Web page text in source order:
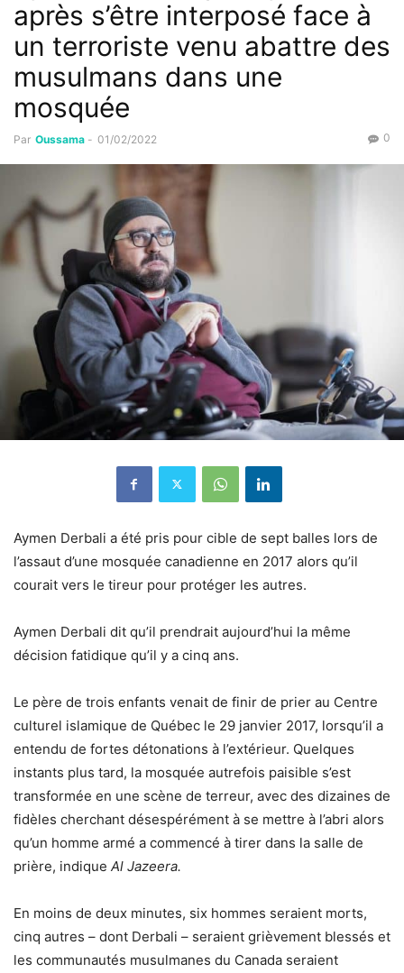
après s’être interposé face à
un terroriste venu abattre des
musulmans dans une
mosquée
Par Oussama - 01/02/2022 0
Aymen Derbali a été pris pour cible de sept balles lors de
l’assaut d’une mosquée canadienne en 2017 alors qu’il
courait vers le tireur pour protéger les autres.
Aymen Derbali dit qu’il prendrait aujourd’hui la même
décision fatidique qu’il y a cinq ans.
Le père de trois enfants venait de finir de prier au Centre
culturel islamique de Québec le 29 janvier 2017, lorsqu’il a
entendu de fortes détonations à l’extérieur. Quelques
instants plus tard, la mosquée autrefois paisible s’est
transformée en une scène de terreur, avec des dizaines de
fidèles cherchant désespérément à se mettre à l’abri alors
qu’un homme armé a commencé à tirer dans la salle de
prière, indique Al Jazeera.
En moins de deux minutes, six hommes seraient morts,
cinq autres – dont Derbali – seraient grièvement blessés et
les communautés musulmanes du Canada seraient